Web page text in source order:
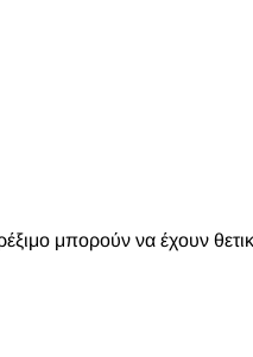
μπορούν να έχουν